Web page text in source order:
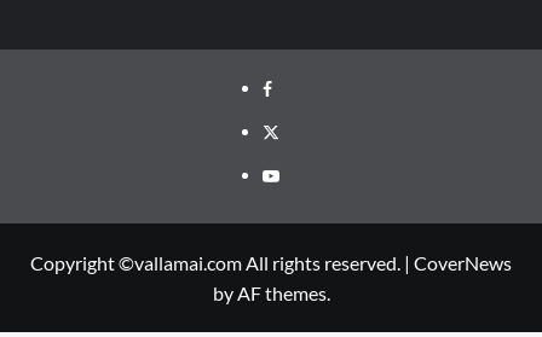
Facebook
Twitter
Youtube
Copyright ©vallamai.com All rights reserved. | CoverNews
by AF themes.